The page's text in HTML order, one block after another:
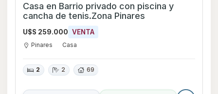
Casa en Barrio privado con piscina y
cancha de tenis.Zona Pinares
U$S 259.000 VENTA
Pinares Casa
2 2 69